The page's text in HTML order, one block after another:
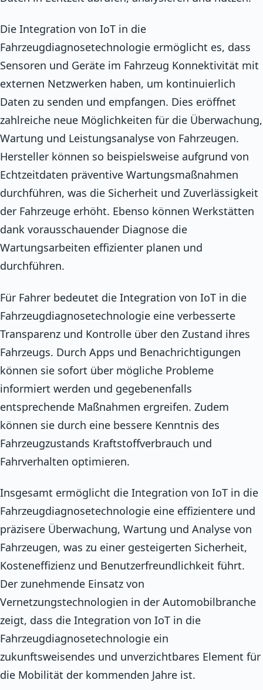
Die Integration von IoT in die
Fahrzeugdiagnosetechnologie ermöglicht es, dass
Sensoren und Geräte im Fahrzeug Konnektivität mit
externen Netzwerken haben, um kontinuierlich
Daten zu senden und empfangen. Dies eröffnet
zahlreiche neue Möglichkeiten für die Überwachung,
Wartung und Leistungsanalyse von Fahrzeugen.
Hersteller können so beispielsweise aufgrund von
Echtzeitdaten präventive Wartungsmaßnahmen
durchführen, was die Sicherheit und Zuverlässigkeit
der Fahrzeuge erhöht. Ebenso können Werkstätten
dank vorausschauender Diagnose die
Wartungsarbeiten effizienter planen und
durchführen.
Für Fahrer bedeutet die Integration von IoT in die
Fahrzeugdiagnosetechnologie eine verbesserte
Transparenz und Kontrolle über den Zustand ihres
Fahrzeugs. Durch Apps und Benachrichtigungen
können sie sofort über mögliche Probleme
informiert werden und gegebenenfalls
entsprechende Maßnahmen ergreifen. Zudem
können sie durch eine bessere Kenntnis des
Fahrzeugzustands Kraftstoffverbrauch und
Fahrverhalten optimieren.
Insgesamt ermöglicht die Integration von IoT in die
Fahrzeugdiagnosetechnologie eine effizientere und
präzisere Überwachung, Wartung und Analyse von
Fahrzeugen, was zu einer gesteigerten Sicherheit,
Kosteneffizienz und Benutzerfreundlichkeit führt.
Der zunehmende Einsatz von
Vernetzungstechnologien in der Automobilbranche
zeigt, dass die Integration von IoT in die
Fahrzeugdiagnosetechnologie ein
zukunftsweisendes und unverzichtbares Element für
die Mobilität der kommenden Jahre ist.